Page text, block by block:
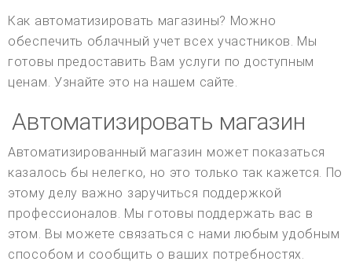
Как автоматизировать магазины? Можно
обеспечить облачный учет всех участников. Мы
готовы предоставить Вам услуги по доступным
ценам. Узнайте это на нашем сайте.
Автоматизировать магазин
Автоматизированный магазин может показаться
казалось бы нелегко, но это только так кажется. По
этому делу важно заручиться поддержкой
профессионалов. Мы готовы поддержать вас в
этом. Вы можете связаться с нами любым удобным
способом и сообщить о ваших потребностях.